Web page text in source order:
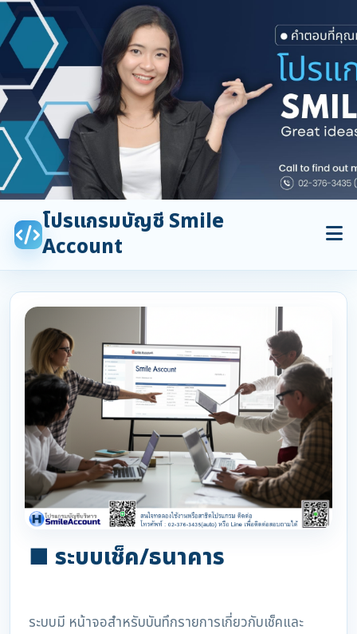
โปรแกรมบัญชี Smile
Account
■ ระบบเช็ค/ธนาคาร
ระบบมี หน้าจอสำหรับบันทึกรายการเกี่ยวกับเช็คและ